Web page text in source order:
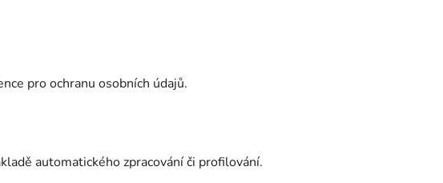
pro ochranu osobních údajů.
automatického zpracování či profilování.